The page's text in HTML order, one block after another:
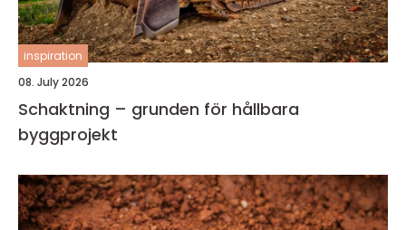
inspiration
08. July 2026
Schaktning – grunden för hållbara
byggprojekt